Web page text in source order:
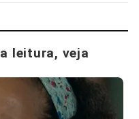
leitura, veja